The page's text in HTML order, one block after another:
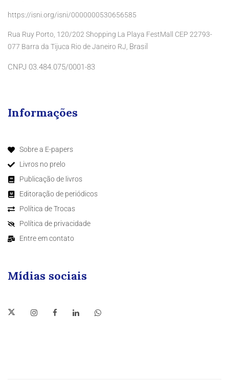
https://isni.org/isni/0000000530656585
Rua Ruy Porto, 120/202 Shopping La Playa FestMall CEP 22793-
077 Barra da Tijuca Rio de Janeiro RJ, Brasil
CNPJ 03.484.075/0001-83
Informações
Sobre a E-papers
Livros no prelo
Publicação de livros
Editoração de periódicos
Política de Trocas
Política de privacidade
Entre em contato
Mídias sociais